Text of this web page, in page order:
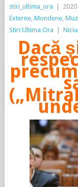
stiri_ultima_ora
Externe, Mondene,
Stiri Ultima Ora
Dacă